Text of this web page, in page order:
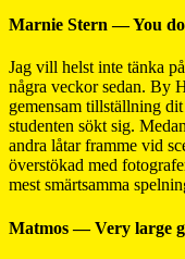
Marnie Stern — You
Jag vill helst inte tänka
några veckor sedan. By
gemensam tillställning
studenten sökt sig.
andra låtar framme vid
överstökad med
mest smärtsamma
Matmos — Very large